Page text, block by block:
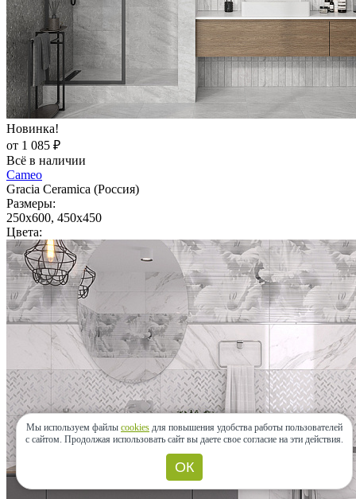
Новинка!
от 1 085 ₽
Всё в наличии
Cameo
Gracia Ceramica (Россия)
Размеры:
250x600, 450x450
Цвета:
Мы используем файлы cookies для повышения удобства работы пользователей
с сайтом. Продолжая использовать сайт вы даете свое согласие на эти действия.
ОК